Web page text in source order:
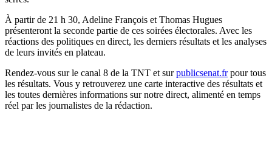
À partir de 21 h 30, Adeline François et Thomas Hugues
présenteront la seconde partie de ces soirées électorales. Avec les
réactions des politiques en direct, les derniers résultats et les analyses
de leurs invités en plateau.
Rendez-vous sur le canal 8 de la TNT et surpublicsenat.frpour tous
les résultats. Vous y retrouverez une carte interactive des résultats et
les toutes dernières informations sur notre direct, alimenté en temps
réel par les journalistes de la rédaction.